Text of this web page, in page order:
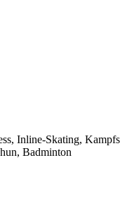
Inline-Skating,
Badminton